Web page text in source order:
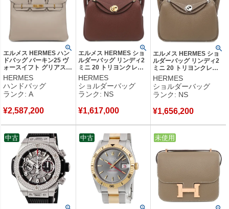
エルメス HERMES ハン
ドバッグ バーキン25 ヴ
ォースイフト グリアスフ
ァルト ゴールド金具 グ
レージュ A 【保存袋】
【中古】中古美品
HERMES
ハンドバッグ
ランク: A
¥2,587,200
エルメス HERMES ショ
ルダーバッグ リンディ2
ミニ 20 トリヨンクレマ
ンス テール ゴールド金
具 新品 未使用 赤茶 2026
年製 G 【箱】 【中古】
未使用保管品
HERMES
ショルダーバッグ
ランク: NS
¥1,617,000
エルメス HERMES ショ
ルダーバッグ リンディ2
ミニ 20 トリヨンクレマ
ンス エトゥープ シルバー
金具 新品 未使用 グレー
ジュ U 【箱】 【中古】未
使用保管品
HERMES
ショルダーバッグ
ランク: NS
¥1,656,200
中古 中古 中古
未使用